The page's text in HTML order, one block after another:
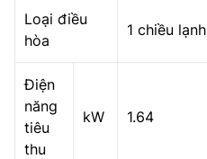
Loại điều
hòa
1 chiều lạnh
Điện
năng
tiêu
thu
kW 1.64